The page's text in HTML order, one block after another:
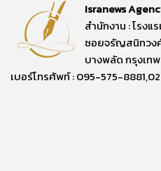
Isranews
สำนักงาน : โรงแ
ซอยจรัญสนิทวง
บางพลัด กรุงเท
เบอร์โทรศัพท์ : 095-575-